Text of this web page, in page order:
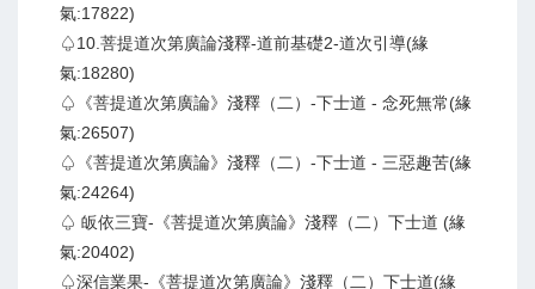
氣:17822)
♤10.菩提道次第廣論淺釋-道前基礎2-道次引導(緣
氣:18280)
♤《菩提道次第廣論》淺釋（二）-下士道 - 念死無常(緣
氣:26507)
♤《菩提道次第廣論》淺釋（二）-下士道 - 三惡趣苦(緣
氣:24264)
♤ 皈依三寶-《菩提道次第廣論》淺釋（二）下士道 (緣
氣:20402)
♤深信業果-《菩提道次第廣論》淺釋（二）下士道(緣